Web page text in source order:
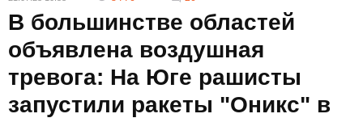
В большинстве областей
объявлена воздушная
тревога: На Юге рашисты
запустили ракеты "Оникс" в